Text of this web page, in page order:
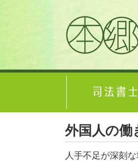
外国人の
人手不足が深刻